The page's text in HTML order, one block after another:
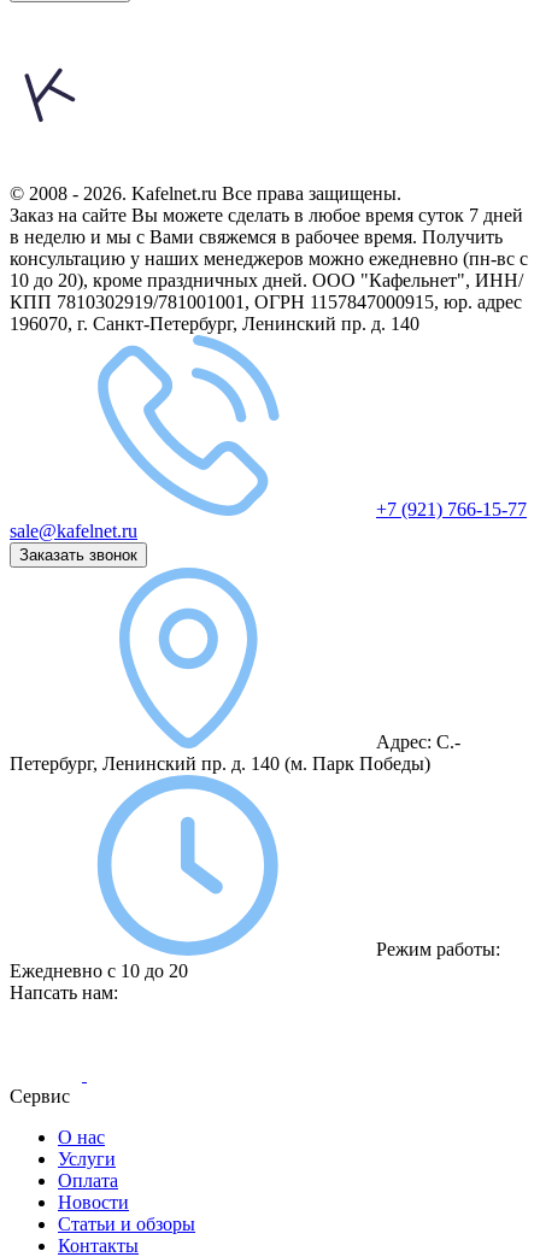
© 2008 - 2026. Kafelnet.ru Все права защищены.
Заказ на сайте Вы можете сделать в любое время суток 7 дней
в неделю и мы с Вами свяжемся в рабочее время. Получить
консультацию у наших менеджеров можно ежедневно (пн-вс с
10 до 20), кроме праздничных дней. ООО "Кафельнет", ИНН/
КПП 7810302919/781001001, ОГРН 1157847000915, юр. адрес
196070, г. Санкт-Петербург, Ленинский пр. д. 140
+7 (921) 766-15-77
sale@kafelnet.ru
Заказать звонок
Адрес: С.-
Петербург, Ленинский пр. д. 140 (м. Парк Победы)
Режим работы:
Ежедневно с 10 до 20
Напсать нам:
Сервис
О нас
Услуги
Оплата
Новости
Статьи и обзоры
Контакты